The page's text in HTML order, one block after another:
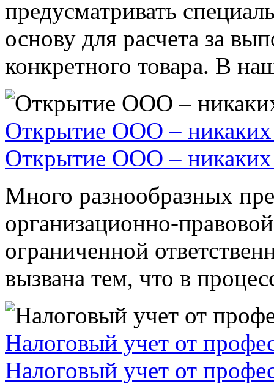
предусматривать
основу для расчета за
конкретного товара. В
Открытие ООО – никаких
Открытие ООО – никаких
Много разнообразных
организационно-
ограниченной
вызвана тем, что в
Налоговый учет от
Налоговый учет от